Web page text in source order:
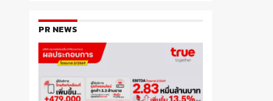
PR NEWS